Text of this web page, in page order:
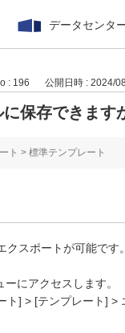
データセンタ
: 196 公開日時 : 2024/
保存できます
ト > 標準テンプレート
スポートが可能です。
にアクセスします。
ト] > [テンプレート] >